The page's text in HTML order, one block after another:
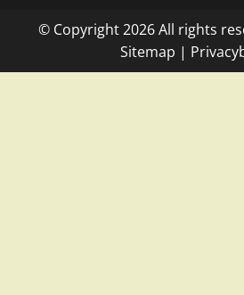
© Copyright2026All rights
Sitemap |